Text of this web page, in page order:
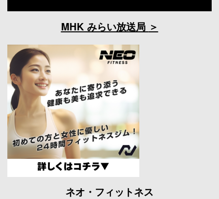
MHK みらい放送局
ネオ・フィットネス